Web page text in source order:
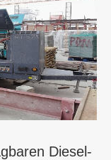
Diesel-